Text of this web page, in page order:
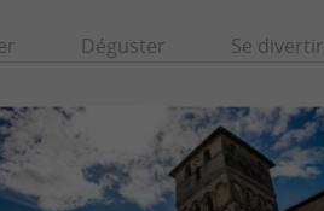
Déguster Se divertir